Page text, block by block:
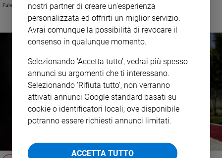
Coppia
giovani
Vai
Fulvio Scaglionenostri partner di creare un'esperienza
personalizzata ed offrirti un miglior servizio.
Avrai comunque la possibilità di revocare il
consenso in qualunque momento.
Selezionando 'Accetta tutto', vedrai più spesso
annunci su argomenti che ti interessano.
Selezionando 'Rifiuta tutto', non verranno
attivati annunci Google standard basati su
cookie o identificatori locali; ove disponibile
potranno essere richiesti annunci limitati.
ACCETTA TUTTO